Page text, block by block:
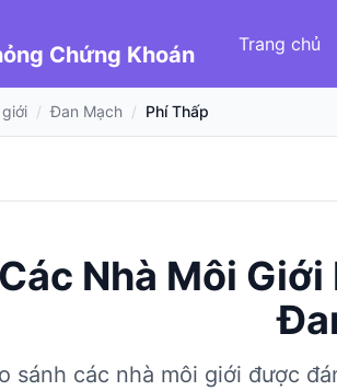
Chứng Khoán Trang chủ
/ Đan Mạch / Phí Thấp
Các Nhà Môi
sánh các nhà môi giới được